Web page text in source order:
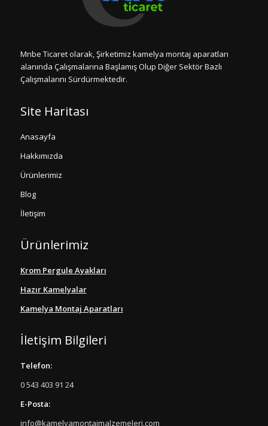
Mnbe Ticaret olarak, Şirketimiz kamelya montaj aparatları
alanında Çalışmalarına Başlamış Olup Diğer Sektör Bazlı
Çalışmalarını Sürdürmektedir.
Site Haritası
Anasayfa
Hakkımızda
Ürünlerimiz
Blog
İletişim
Ürünlerimiz
Krom Pergule Ayakları
Hazır Kamelyalar
Kamelya Montaj Aparatları
İletişim Bilgileri
Telefon:
0 543 403 91 24
E-Posta:
info@kamelyamontajmalzemeleri.com